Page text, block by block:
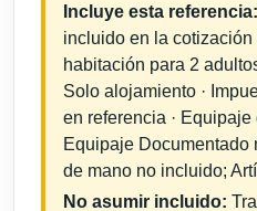
Incluye esta referencia:
incluido en la cotización
habitación para 2
Solo alojamiento ·
en referencia · Equipaje
Equipaje
de mano no incluido;
No asumir incluido: